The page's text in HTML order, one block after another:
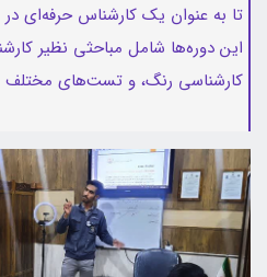
تا به عنوان یک کارشناس حرفه‌ای در
این دوره‌ها شامل مباحثی نظیر
کارشناسی رنگ، و تست‌های مختلف